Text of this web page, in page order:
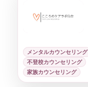
メンタルカウンセリング
不登校カウンセリング
家族カウンセリング